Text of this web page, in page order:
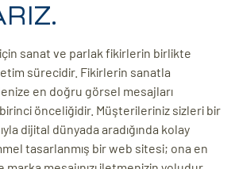
sanat ve parlak fikirlerin birlikte
sürecidir. Fikirlerin sanatla
en doğru görsel mesajları
önceliğidir. Müşterileriniz sizleri bir
dijital dünyada aradığında kolay
tasarlanmış bir web sitesi; ona en